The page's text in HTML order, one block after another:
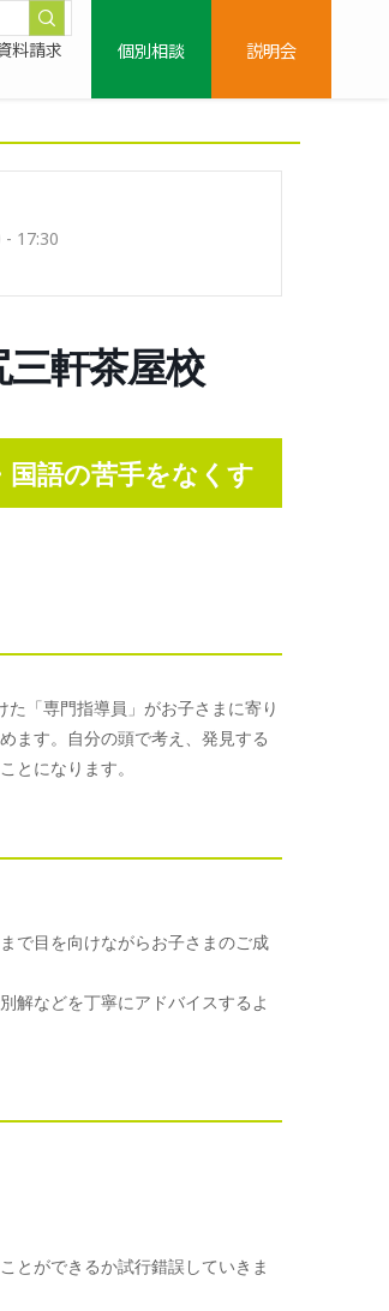
料請求
個別相談
説明会
- 17:30
軒茶屋校
語の苦手をなくす
「専門指導員」がお子さまに寄り
ます。自分の頭で考え、発見する
とになります。
で目を向けながらお子さまのご成
解などを丁寧にアドバイスするよ
とができるか試行錯誤していきま